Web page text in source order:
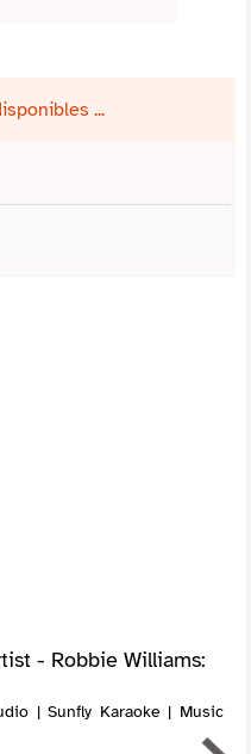
...
- Robbie Williams:
| Sunfly Karaoke | Music